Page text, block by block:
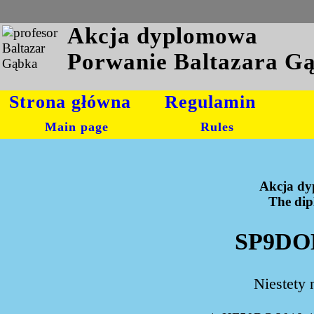
Akcja dyplomowa
Porwanie Baltazara
Strona główna
Main page
Regulamin
Rules
Akcja
The
Niestety